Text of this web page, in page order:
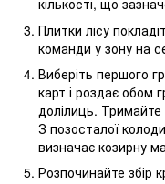
кількості, що
Плитки лісу
команди у зону на
Виберіть першого
карт і роздає обом
долілиць. Тримайте
З позосталої
визначає козирну
Розпочинайте збір